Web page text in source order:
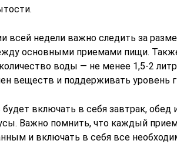
всей недели важно следить за
основными приемами пищи.
воды — не менее 1,5-2
веществ и поддерживать уровень
включать в себя завтрак, обед
Важно помнить, что каждый
и включать в себя все